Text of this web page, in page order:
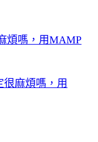
煩嗎，用MAMP
很麻煩嗎，用